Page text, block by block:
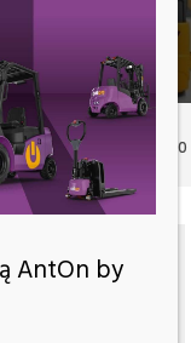
Faraone Seria ZP 200
AntOn by